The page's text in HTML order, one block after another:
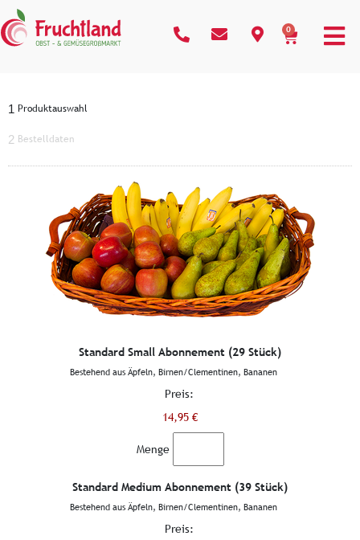
0
1 Produktauswahl
2 Bestelldaten
Standard Small Abonnement (29 Stück)
Bestehend aus Äpfeln, Birnen/Clementinen, Bananen
Preis:
14,95 €
Menge
Standard Medium Abonnement (39 Stück)
Bestehend aus Äpfeln, Birnen/Clementinen, Bananen
Preis: